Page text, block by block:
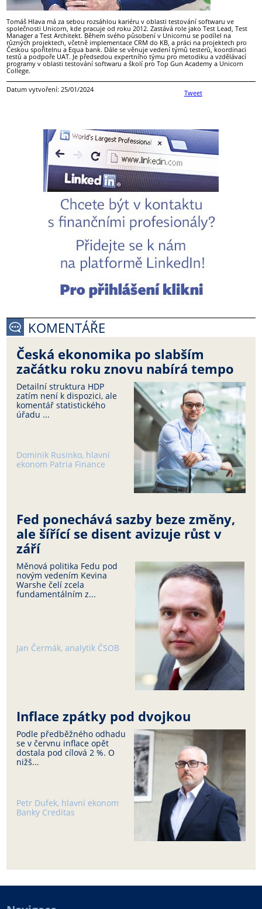
Tomáš Hlava má za sebou rozsáhlou kariéru v oblasti testování softwaru ve
společnosti Unicorn, kde pracuje od roku 2012. Zastává role jako Test Lead, Test
Manager a Test Architekt. Během svého působení v Unicornu se podílel na
různých projektech, včetně implementace CRM do KB, a práci na projektech pro
Českou spořitelnu a Equa bank. Dále se věnuje vedení týmů testerů, koordinaci
testů a podpoře UAT. Je předsedou expertního týmu pro metodiku a vzdělávací
programy v oblasti testování softwaru a školí pro Top Gun Academy a Unicorn
College.
Tweet
Datum vytvoření: 25/01/2024
KOMENTÁŘE
Česká ekonomika po slabším
začátku roku znovu nabírá tempo
Detailní struktura HDP
zatím není k dispozici, ale
komentář statistického
úřadu ...
Dominik Rusinko, hlavní
ekonom Patria Finance
Fed ponechává sazby beze změny,
ale šířící se disent avizuje růst v
září
Měnová politika Fedu pod
novým vedením Kevina
Warshe čelí zcela
fundamentálním z...
Jan Čermák, analytik ČSOB
Inflace zpátky pod dvojkou
Podle předběžného odhadu
se v červnu inflace opět
dostala pod cílová 2 %. O
nižš...
Petr Dufek, hlavní ekonom
Banky Creditas